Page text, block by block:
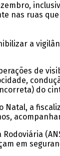
nas ruas
a
de
do
Natal, a
em